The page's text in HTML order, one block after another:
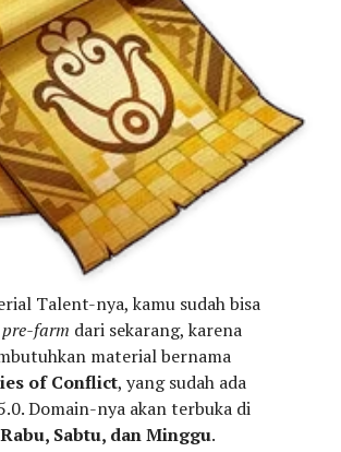
Talent-nya, kamu sudah bisa
pre-farm dari sekarang, karena
material bernama
of Conflict, yang sudah ada
Domain-nya akan terbuka di
Rabu, Sabtu, dan Minggu.